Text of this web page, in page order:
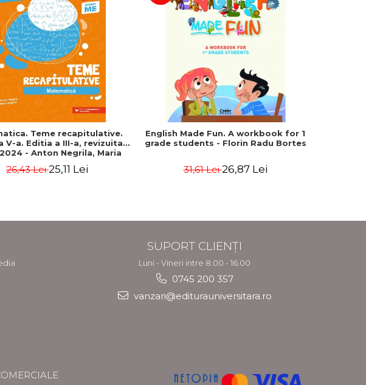
Teme recapitulative.
V-a. Editia a III-a, revizuita
- Anton Negrila, Maria
26,43 Lei25,11 Lei
English Made Fun. A workbook for 1
grade students - Florin Radu Bortes
31,61 Lei26,87 Lei
SUPORT CLIENȚI
Luni - Vineri intre 8.00 - 16.00
0745 200 357
vanzari@editurauniversitara.ro